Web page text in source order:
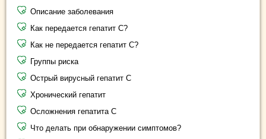
Описание заболевания
Как передается гепатит С?
Как не передается гепатит С?
Группы риска
Острый вирусный гепатит С
Хронический гепатит
Осложнения гепатита С
Что делать при обнаружении симптомов?